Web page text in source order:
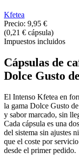
Kfetea
Precio: 9,95 €
(0,21 € cápsula)
Impuestos incluidos
Cápsulas de
Dolce Gusto
El Intenso Kfetea en
la gama Dolce Gusto
y sabor marcado, sin
Cada cápsula es una
del sistema sin ajustes
que el coste por
desde el primer pedido.